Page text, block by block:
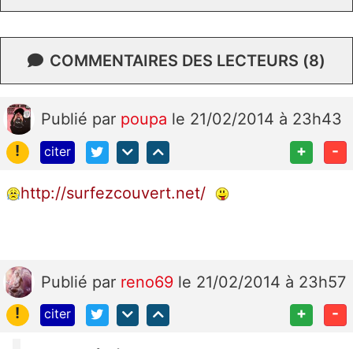
COMMENTAIRES DES LECTEURS (8)
Publié par poupa le 21/02/2014 à 23h43
!
citer + -
http://surfezcouvert.net/
Publié par reno69 le 21/02/2014 à 23h57
!
citer + -